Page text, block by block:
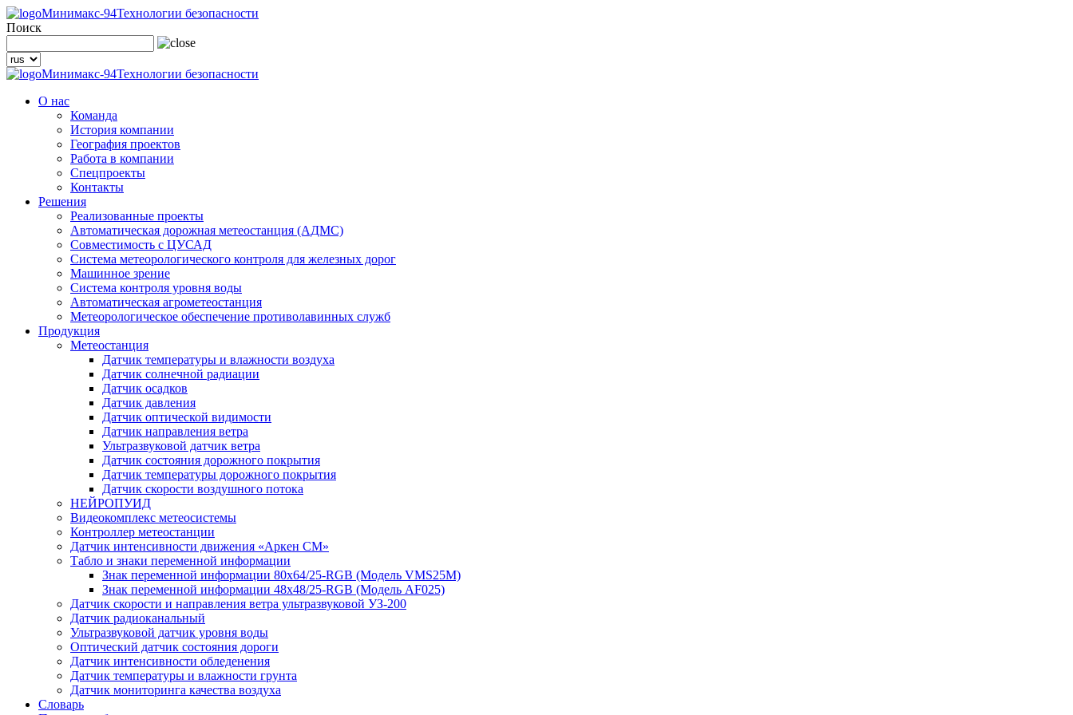
Минимакс-94Технологии безопасности
Поиск
Минимакс-94Технологии безопасности
О нас
Команда
История компании
География проектов
Работа в компании
Спецпроекты
Контакты
Решения
Реализованные проекты
Автоматическая дорожная метеостанция (АДМС)
Совместимость с ЦУСАД
Система метеорологического контроля для железных дорог
Машинное зрение
Система контроля уровня воды
Автоматическая агрометеостанция
Метеорологическое обеспечение противолавинных служб
Продукция
Метеостанция
Датчик температуры и влажности воздуха
Датчик солнечной радиации
Датчик осадков
Датчик давления
Датчик оптической видимости
Датчик направления ветра
Ультразвуковой датчик ветра
Датчик состояния дорожного покрытия
Датчик температуры дорожного покрытия
Датчик скорости воздушного потока
НЕЙРОПУИД
Видеокомплекс метеосистемы
Контроллер метеостанции
Датчик интенсивности движения «Аркен СМ»
Табло и знаки переменной информации
Знак переменной информации 80х64/25-RGB (Модель VMS25M)
Знак переменной информации 48х48/25-RGB (Модель АF025)
Датчик скорости и направления ветра ультразвуковой УЗ-200
Датчик радиоканальный
Ультразвуковой датчик уровня воды
Оптический датчик состояния дороги
Датчик интенсивности обледенения
Датчик температуры и влажности грунта
Датчик мониторинга качества воздуха
Словарь